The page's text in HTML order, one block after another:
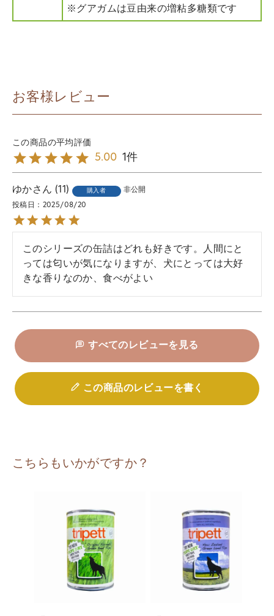
※グアガムは豆由来の増粘多糖類です
お客様レビュー
5.00 1
ゆか 11 購入者 非公開
投稿日 2025/08/20
このシリーズの缶詰はどれも好きです。人間にと
っては匂いが気になりますが、犬にとっては大好
きな香りなのか、食べがよい
すべてのレビューを見る
この商品のレビューを書く
こちらもいかがですか？